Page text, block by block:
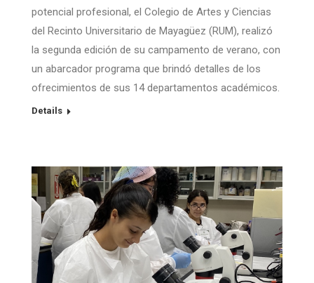
potencial profesional, el Colegio de Artes y Ciencias
del Recinto Universitario de Mayagüez (RUM), realizó
la segunda edición de su campamento de verano, con
un abarcador programa que brindó detalles de los
ofrecimientos de sus 14 departamentos académicos.
Details